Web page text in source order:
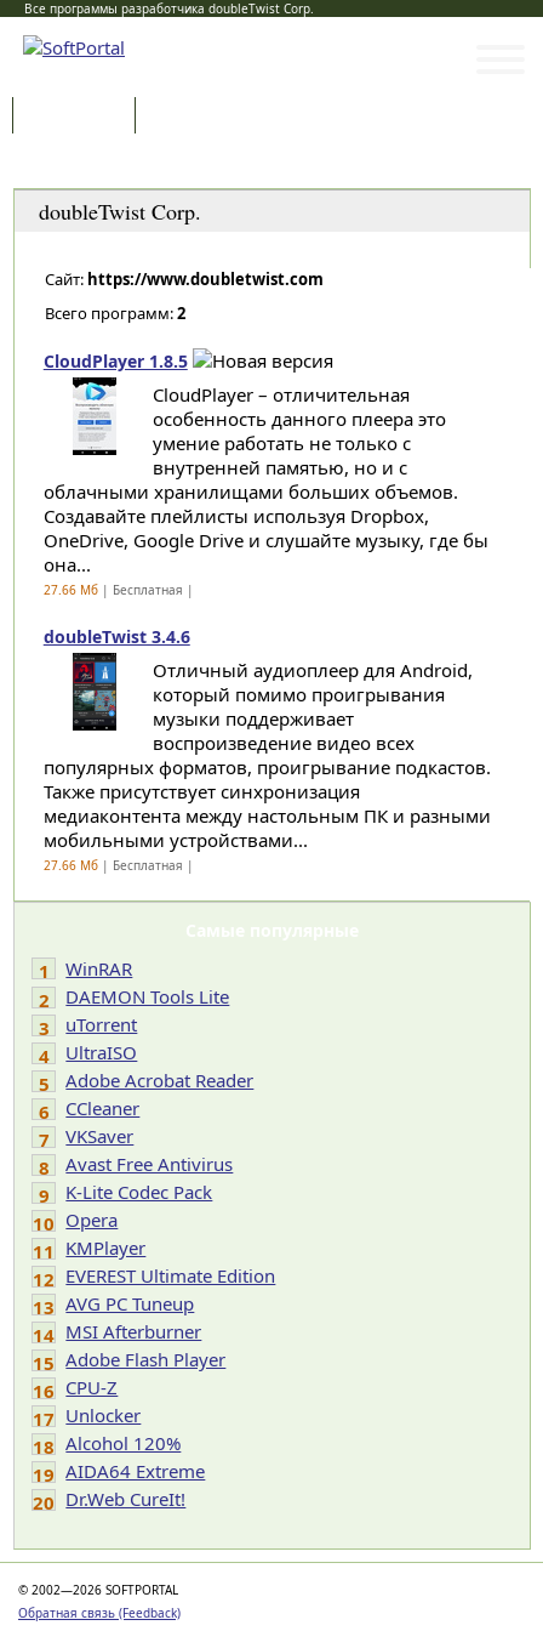
Все программы разработчика doubleTwist Corp.
doubleTwist Corp.
Сайт: https://www.doubletwist.com
Всего программ:2
CloudPlayer 1.8.5
CloudPlayer – отличительная
особенность данного плеера это
умение работать не только с
внутренней памятью, но и с
облачными хранилищами больших объемов.
Создавайте плейлисты используя Dropbox,
OneDrive, Google Drive и слушайте музыку, где бы
она...
27.66 Мб| Бесплатная |
doubleTwist 3.4.6
Отличный аудиоплеер для Android,
который помимо проигрывания
музыки поддерживает
воспроизведение видео всех
популярных форматов, проигрывание подкастов.
Также присутствует синхронизация
медиаконтента между настольным ПК и разными
мобильными устройствами...
27.66 Мб| Бесплатная |
Самые популярные
1
WinRAR
2
DAEMON Tools Lite
3
uTorrent
4
UltraISO
5
Adobe Acrobat Reader
6
CCleaner
7
VKSaver
8
Avast Free Antivirus
9
K-Lite Codec Pack
10 Opera
11 KMPlayer
12 EVEREST Ultimate Edition
13 AVG PC Tuneup
14 MSI Afterburner
15 Adobe Flash Player
16 CPU-Z
17 Unlocker
18 Alcohol 120%
19 AIDA64 Extreme
20 Dr.Web CureIt!
© 2002—2026 SOFTPORTAL
Обратная связь (Feedback)